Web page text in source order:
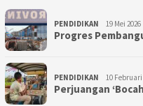
PENDIDIKAN 19 Mei 2026
Progres
PENDIDIKAN 10 Februari
Perjuangan